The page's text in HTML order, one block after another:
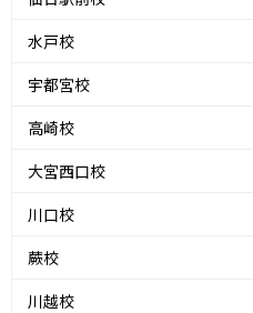
水戸校
宇都宮校
高崎校
大宮西口校
川口校
蕨校
川越校